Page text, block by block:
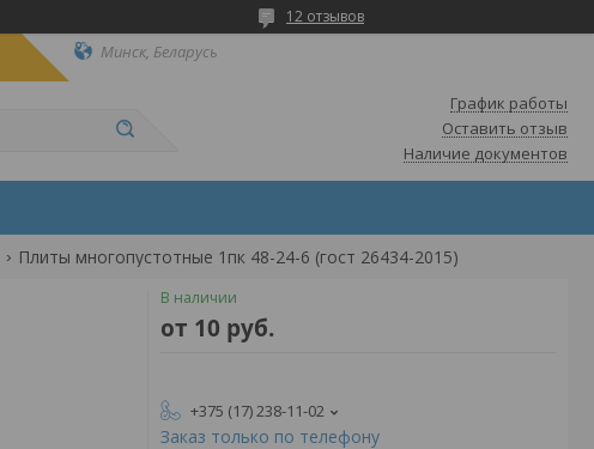
12 отзывов
Минск, Беларусь
График работы
Оставить отзыв
Наличие документов
Плиты многопустотные 1пк 48-24-6 (гост 26434-2015)
В наличии
от 10 руб.
+375 (17) 238-11-02
Заказ только по телефону